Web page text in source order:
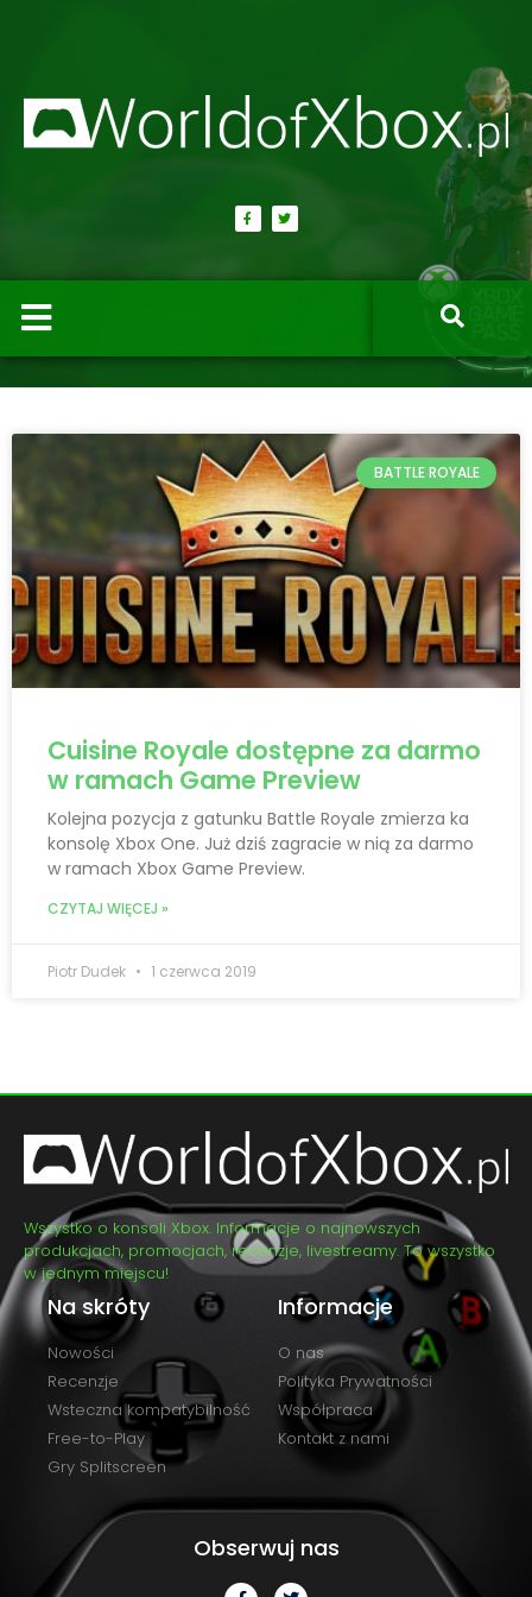
BATTLE ROYALE
Cuisine Royale dostępne za darmo
w ramach Game Preview
Kolejna pozycja z gatunku Battle Royale zmierza ka
konsolę Xbox One. Już dziś zagracie w nią za darmo
w ramach Xbox Game Preview.
CZYTAJ WIĘCEJ »
Piotr Dudek 1 czerwca 2019
Wszystko o konsoli Xbox. Informacje o najnowszych
produkcjach, promocjach, recenzje, livestreamy. To wszystko
w jednym miejscu!
Na skróty
Nowości
Recenzje
Wsteczna kompatybilność
Free-to-Play
Gry Splitscreen
Informacje
O nas
Polityka Prywatności
Współpraca
Kontakt z nami
Obserwuj nas